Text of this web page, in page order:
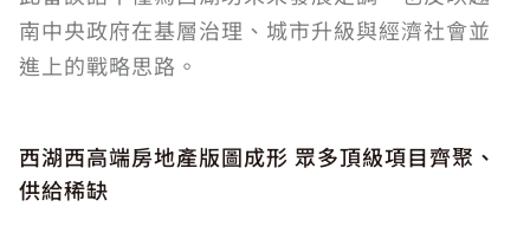
南中央政府在基層治理、城市升級與經濟社會並
進上的戰略思路。
西湖西高端房地產版圖成形 眾多頂級項目齊聚、
供給稀缺